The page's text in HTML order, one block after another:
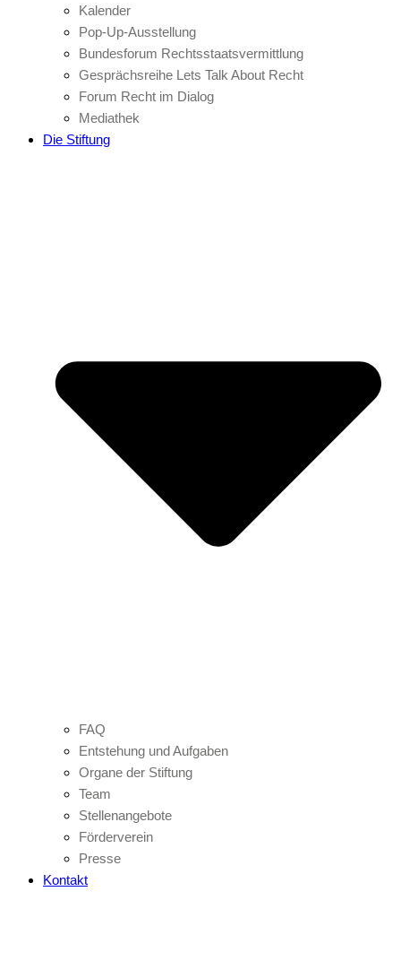
Kalender
Pop-Up-Ausstellung
Bundesforum Rechtsstaatsvermittlung
Gesprächsreihe Lets Talk About Recht
Forum Recht im Dialog
Mediathek
Die Stiftung
FAQ
Entstehung und Aufgaben
Organe der Stiftung
Team
Stellenangebote
Förderverein
Presse
Kontakt